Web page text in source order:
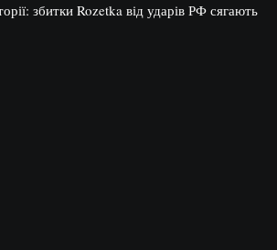
збитки Rozetka від ударів РФ сягають